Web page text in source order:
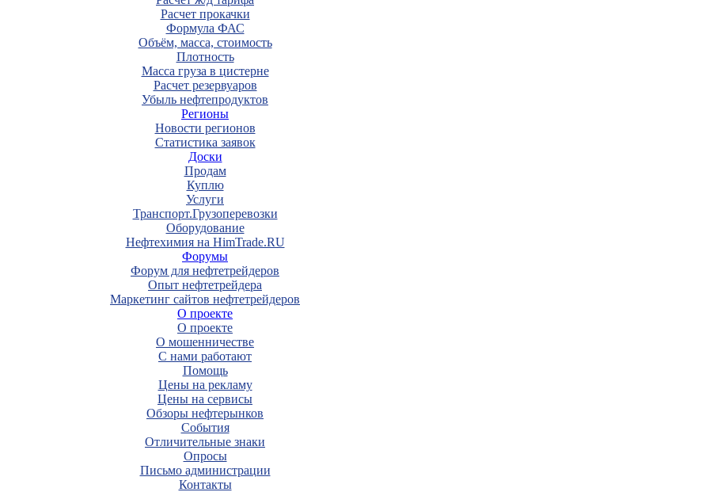
Расчет прокачки
Формула ФАС
Объём, масса, стоимость
Плотность
Масса груза в цистерне
Расчет резервуаров
Убыль нефтепродуктов
Регионы
Новости регионов
Статистика заявок
Доски
Продам
Куплю
Услуги
Транспорт.Грузоперевозки
Оборудование
Нефтехимия на HimTrade.RU
Форумы
Форум для нефтетрейдеров
Опыт нефтетрейдера
Маркетинг сайтов нефтетрейдеров
О проекте
О проекте
О мошенничестве
С нами работают
Помощь
Цены на рекламу
Цены на сервисы
Обзоры нефтерынков
События
Отличительные знаки
Опросы
Письмо администрации
Контакты